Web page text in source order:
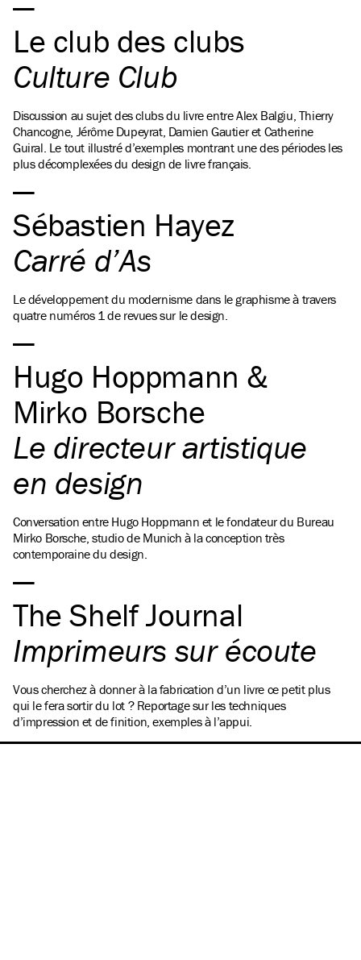
Le club des clubs
Culture Club
Discussion au sujet des clubs du livre entre Alex Balgiu, Thierry
Chancogne, Jérôme Dupeyrat, Damien Gautier et Catherine
Guiral. Le tout illustré d’exemples montrant une des périodes les
plus décomplexées du design de livre français.
Sébastien Hayez
Carré d’As
Le développement du modernisme dans le graphisme à travers
quatre numéros 1 de revues sur le design.
Hugo Hoppmann &
Mirko Borsche
Le directeur artistique
en design
Conversation entre Hugo Hoppmann et le fondateur du Bureau
Mirko Borsche, studio de Munich à la conception très
contemporaine du design.
The Shelf Journal
Imprimeurs sur écoute
Vous cherchez à donner à la fabrication d’un livre ce petit plus
qui le fera sortir du lot ? Reportage sur les techniques
d’impression et de finition, exemples à l’appui.